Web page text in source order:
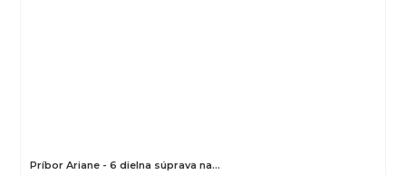
Príbor Ariane - 6 dielna súprava na…